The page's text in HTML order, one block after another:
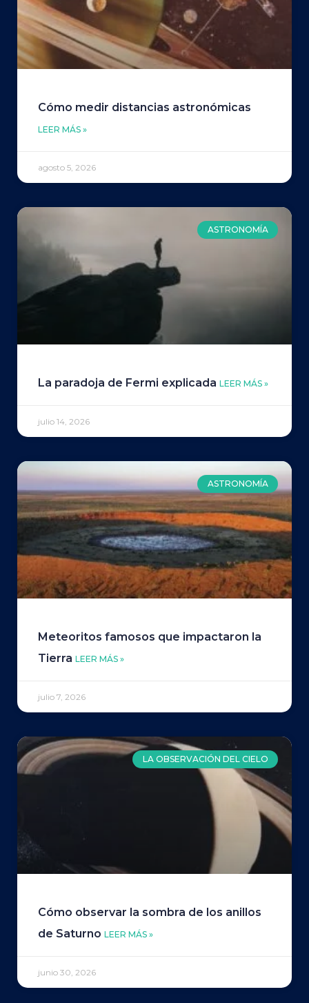
Cómo medir distancias astronómicas
LEER MÁS »
agosto 5, 2026
ASTRONOMÍA
La paradoja de Fermi explicada LEER MÁS »
julio 14, 2026
ASTRONOMÍA
Meteoritos famosos que impactaron la
Tierra LEER MÁS »
julio 7, 2026
LA OBSERVACIÓN DEL CIELO
Cómo observar la sombra de los anillos
de Saturno LEER MÁS »
junio 30, 2026